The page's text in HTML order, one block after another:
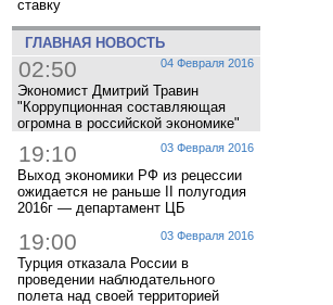
ставку
ГЛАВНАЯ НОВОСТЬ
04 Февраля 2016
02:50
Экономист Дмитрий Травин
"Коррупционная составляющая
огромна в российской экономике"
03 Февраля 2016
19:10
Выход экономики РФ из рецессии
ожидается не раньше II полугодия
2016г — департамент ЦБ
03 Февраля 2016
19:00
Турция отказала России в
проведении наблюдательного
полета над своей территорией